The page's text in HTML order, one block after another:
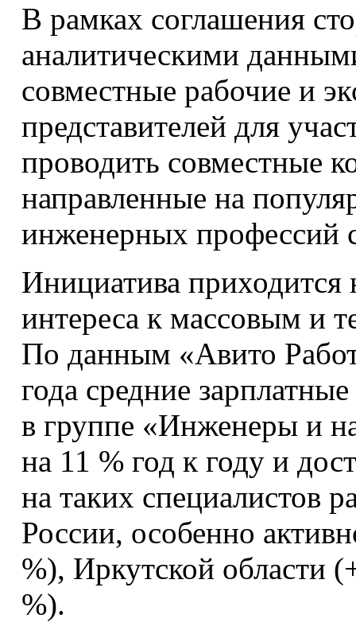
В рамках соглашения
аналитическими
совместные рабочие и
представителей для
проводить совместные
направленные на
инженерных профессий
Инициатива приходится
интереса к массовым и
По данным «Авито
года средние
в группе «Инженеры и
на 11 % год к году и
на таких специалистов
России, особенно
%), Иркутской области
%).